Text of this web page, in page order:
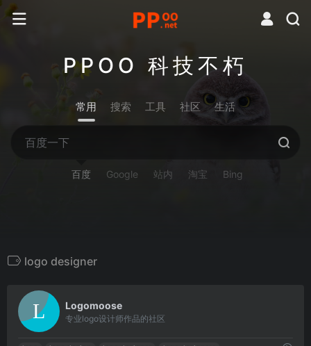
PPOO 科技不朽
常用 搜索 工具 社区 生活
百度 Google 站内 淘宝 Bing
logo designer
Logomoose
专业logo设计师作品的社区